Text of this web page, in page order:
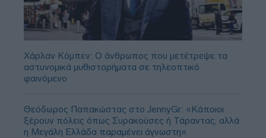
Χάρλαν Κόμπεν: Ο άνθρωπος που μετέτρεψε τα
αστυνομικά μυθιστορήματα σε τηλεοπτικό
φαινόμενο
Θεόδωρος Παπακώστας στο JennyGr: «Κάποιοι
ξέρουν πόλεις όπως Συρακούσες ή Τάραντας, αλλά
η Μεγάλη Ελλάδα παραμένει άγνωστη»